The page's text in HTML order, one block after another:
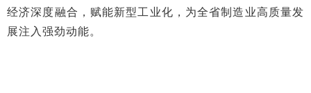
经济深度融合，赋能新型工业化，为全省制造业高质量发
展注入强劲动能。